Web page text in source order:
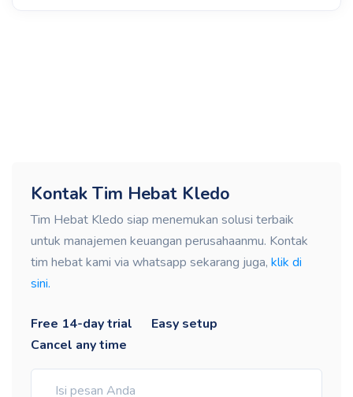
Kontak Tim Hebat Kledo
Tim Hebat Kledo siap menemukan solusi terbaik
untuk manajemen keuangan perusahaanmu. Kontak
tim hebat kami via whatsapp sekarang juga, klik di
sini.
Free 14-day trial
Easy setup
Cancel any time